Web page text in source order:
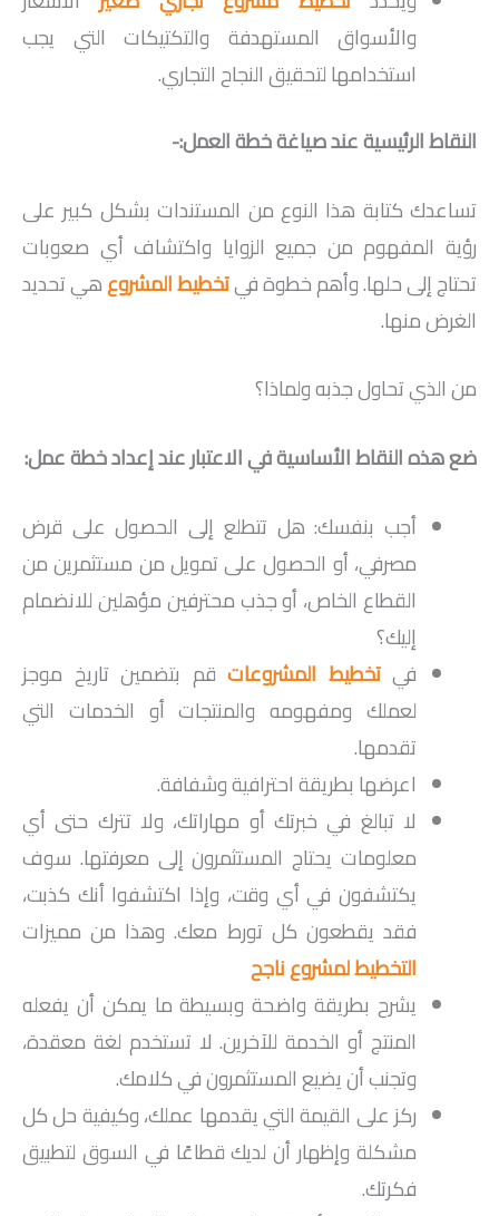
والأسواق المستهدفة والتكتيكات التي يجب
استخدامها لتحقيق النجاح التجاري.
النقاط الرئيسية عند صياغة خطة العمل:-
تساعدك كتابة هذا النوع من المستندات بشكل كبير على
رؤية المفهوم من جميع الزوايا واكتشاف أي صعوبات
تحتاج إلى حلها. وأهم خطوة فيتخطيط المشروعهي تحديد
الغرض منها.
من الذي تحاول جذبه ولماذا؟
ضع هذه النقاط الأساسية في الاعتبار عند إعداد خطة عمل:
أجب بنفسك: هل تتطلع إلى الحصول على قرض
مصرفي، أو الحصول على تمويل من مستثمرين من
القطاع الخاص، أو جذب محترفين مؤهلين للانضمام
إليك؟
فيتخطيط المشروعات قم بتضمين تاريخ موجز
لعملك ومفهومه والمنتجات أو الخدمات التي
تقدمها.
اعرضها بطريقة احترافية وشفافة.
لا تبالغ في خبرتك أو مهاراتك، ولا تترك حتى أي
معلومات يحتاج المستثمرون إلى معرفتها. سوف
يكتشفون في أي وقت، وإذا اكتشفوا أنك كذبت،
فقد يقطعون كل تورط معك. وهذا من مميزات
التخطيط لمشروع ناجح
يشرح بطريقة واضحة وبسيطة ما يمكن أن يفعله
المنتج أو الخدمة للآخرين. لا تستخدم لغة معقدة،
وتجنب أن يضيع المستثمرون في كلامك.
ركز على القيمة التي يقدمها عملك، وكيفية حل كل
مشكلة وإظهار أن لديك قطاعًا في السوق لتطبيق
فكرتك.